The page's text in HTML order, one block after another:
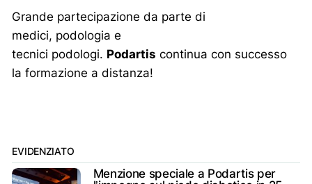
Grande partecipazione da parte di
medici, podologia e
tecnici podologi. Podartis continua con successo
la formazione a distanza!
EVIDENZIATO
Menzione speciale a Podartis per